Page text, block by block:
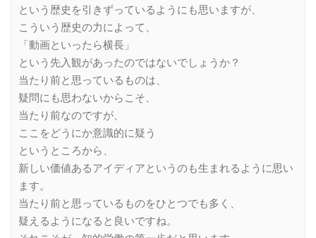
という歴史を引きずっているようにも思いますが、
こういう歴史の力によって、
「動画といったら横長」
という先入観があったのではないでしょうか？
当たり前と思っているものは、
疑問にも思わないからこそ、
当たり前なのですが、
ここをどうにか意識的に疑う
というところから、
新しい価値あるアイディアというのも生まれるように思い
ます。
当たり前と思っているものをひとつでも多く、
疑えるようになると良いですね。